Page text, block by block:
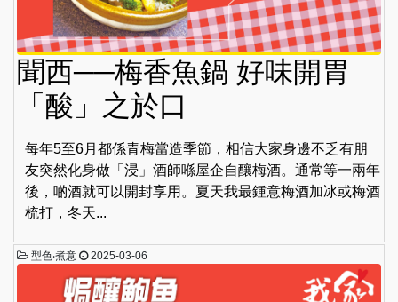
聞西──梅香魚鍋 好味開胃
「酸」之於口
每年5至6月都係青梅當造季節，相信大家身邊不乏有朋
友突然化身做「浸」酒師喺屋企自釀梅酒。通常等一兩年
後，啲酒就可以開封享用。夏天我最鍾意梅酒加冰或梅酒
梳打，冬天...
型色‧煮意 2025-03-06